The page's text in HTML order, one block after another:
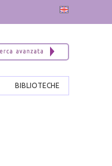
BIBLIOTECHE